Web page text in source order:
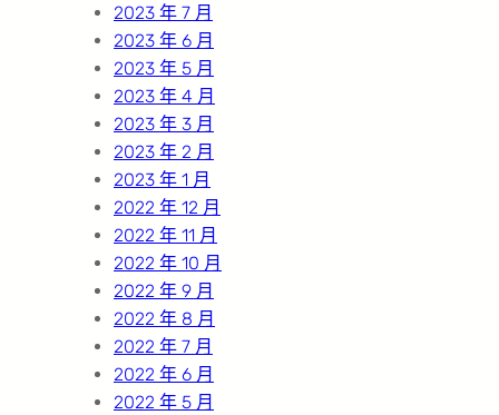
2023 年 7 月
2023 年 6 月
2023 年 5 月
2023 年 4 月
2023 年 3 月
2023 年 2 月
2023 年 1 月
2022 年 12 月
2022 年 11 月
2022 年 10 月
2022 年 9 月
2022 年 8 月
2022 年 7 月
2022 年 6 月
2022 年 5 月